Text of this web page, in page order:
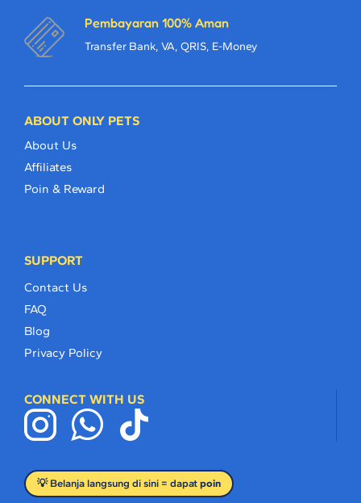
Pembayaran 100% Aman
Transfer Bank, VA, QRIS, E-Money
ABOUT ONLY PETS
About Us
Affiliates
Poin & Reward
SUPPORT
Contact Us
FAQ
Blog
Privacy Policy
CONNECT WITH US
💡 Belanja langsung di sini = dapat poin